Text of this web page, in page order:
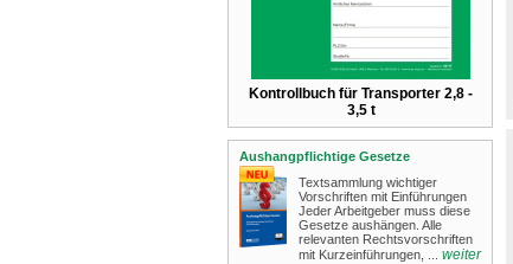
Kontrollbuch für Transporter 2,8 -
3,5 t
Aushangpflichtige Gesetze
Textsammlung wichtiger
Vorschriften mit Einführungen
Jeder Arbeitgeber muss diese
Gesetze aushängen.​ Alle
relevanten Rechtsvorschriften
mit Kurzeinführungen, ...
weiter